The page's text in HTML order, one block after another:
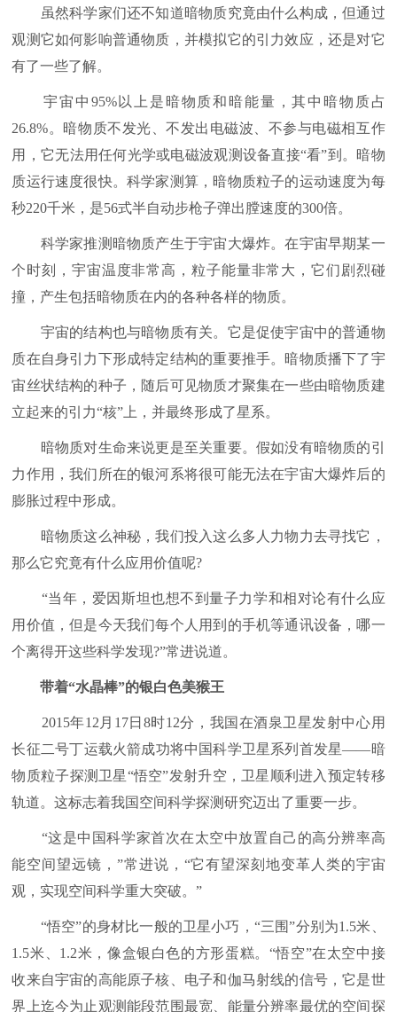
虽然科学家们还不知道暗物质究竟由什么构成，但通过
观测它如何影响普通物质，并模拟它的引力效应，还是对它
有了一些了解。
宇宙中95%以上是暗物质和暗能量，其中暗物质占
26.8%。暗物质不发光、不发出电磁波、不参与电磁相互作
用，它无法用任何光学或电磁波观测设备直接“看”到。暗物
质运行速度很快。科学家测算，暗物质粒子的运动速度为每
秒220千米，是56式半自动步枪子弹出膛速度的300倍。
科学家推测暗物质产生于宇宙大爆炸。在宇宙早期某一
个时刻，宇宙温度非常高，粒子能量非常大，它们剧烈碰
撞，产生包括暗物质在内的各种各样的物质。
宇宙的结构也与暗物质有关。它是促使宇宙中的普通物
质在自身引力下形成特定结构的重要推手。暗物质播下了宇
宙丝状结构的种子，随后可见物质才聚集在一些由暗物质建
立起来的引力“核”上，并最终形成了星系。
暗物质对生命来说更是至关重要。假如没有暗物质的引
力作用，我们所在的银河系将很可能无法在宇宙大爆炸后的
膨胀过程中形成。
暗物质这么神秘，我们投入这么多人力物力去寻找它，
那么它究竟有什么应用价值呢?
“当年，爱因斯坦也想不到量子力学和相对论有什么应
用价值，但是今天我们每个人用到的手机等通讯设备，哪一
个离得开这些科学发现?”常进说道。
带着“水晶棒”的银白色美猴王
2015年12月17日8时12分，我国在酒泉卫星发射中心用
长征二号丁运载火箭成功将中国科学卫星系列首发星——暗
物质粒子探测卫星“悟空”发射升空，卫星顺利进入预定转移
轨道。这标志着我国空间科学探测研究迈出了重要一步。
“这是中国科学家首次在太空中放置自己的高分辨率高
能空间望远镜，”常进说，“它有望深刻地变革人类的宇宙
观，实现空间科学重大突破。”
“悟空”的身材比一般的卫星小巧，“三围”分别为1.5米、
1.5米、1.2米，像盒银白色的方形蛋糕。“悟空”在太空中接
收来自宇宙的高能原子核、电子和伽马射线的信号，它是世
界上迄今为止观测能段范围最宽、能量分辨率最优的空间探